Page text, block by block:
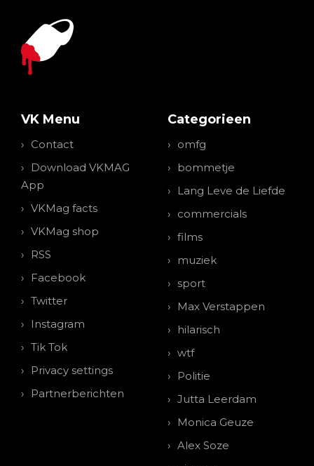
VK Menu
Contact
Download VKMAG
App
VKMag facts
VKMag shop
RSS
Facebook
Twitter
Instagram
Tik Tok
Privacy settings
Partnerberichten
Categorieen
omfg
bommetje
Lang Leve de Liefde
commercials
films
muziek
sport
Max Verstappen
hilarisch
wtf
Politie
Jutta Leerdam
Monica Geuze
Alex Soze